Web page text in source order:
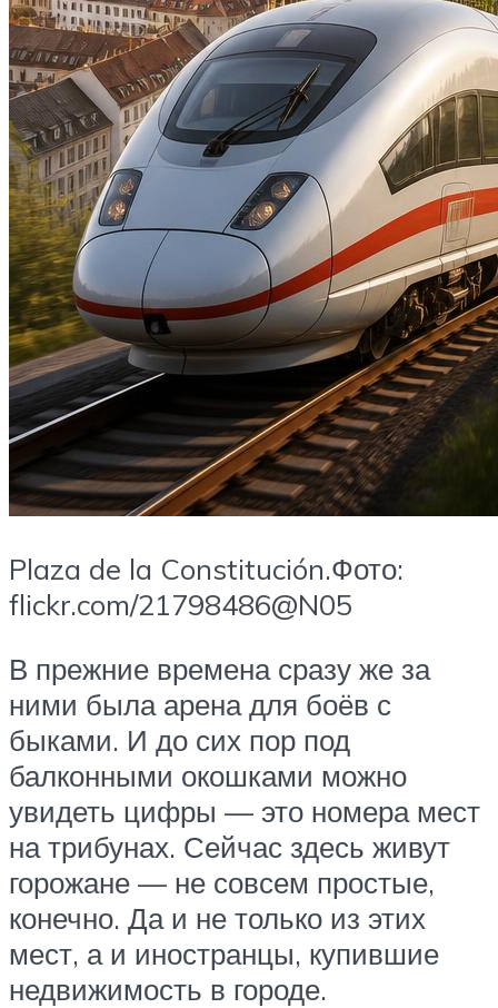
Plaza de la Constitución.Фото:
flickr.com/21798486@N05
В прежние времена сразу же за
ними была арена для боёв с
быками. И до сих пор под
балконными окошками можно
увидеть цифры — это номера мест
на трибунах. Сейчас здесь живут
горожане — не совсем простые,
конечно. Да и не только из этих
мест, а и иностранцы, купившие
недвижимость в городе.